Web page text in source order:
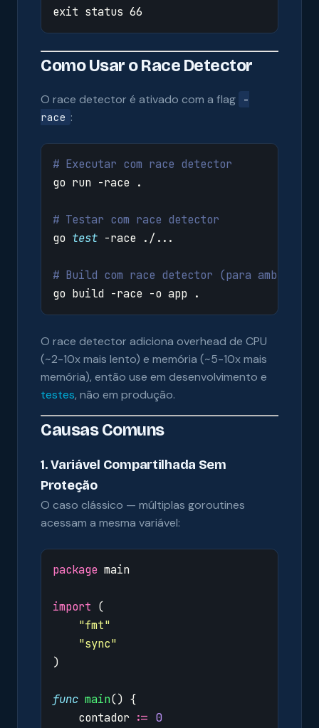
Como Usar o Race Detector
O race detector é ativado com a flag
-
race :
# Executar com race detector
# Testar com race detector
go test
# Build com race detector (para
O race detector adiciona overhead de CPU
(~2-10x mais lento) e memória (~5-10x mais
memória), então use em desenvolvimento e
testes, não em produção.
Causas Comuns
1. Variável Compartilhada Sem
Proteção
O caso clássico — múltiplas goroutines
acessam a mesma variável:
package main
import (
"fmt"
"sync"
)
func main() {
contador := 0